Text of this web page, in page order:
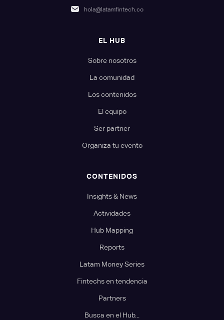
hola@latamfintech.co
EL HUB
Sobre nosotros
La comunidad
Los contenidos
El equipo
Ser partner
Organiza tu evento
CONTENIDOS
Insights & News
Actividades
Hub Mapping
Reports
Latam Money Series
Fintechs en tendencia
Partners
Busca en el Hub...